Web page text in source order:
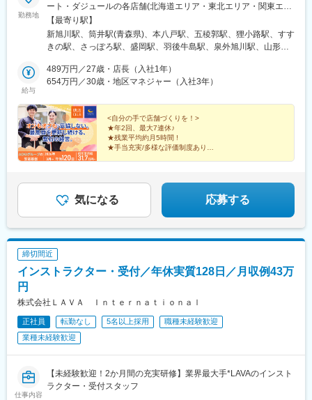
勤務地
ート・ダジュールの各店舗(北海道エリア・東北エリア・関東エリ
ア・中部エリア・近畿エリア・中国エリア・四国エリア・九州エ
リア)◆本社:神奈川県横浜市都筑区北山田3-1-50<アクセス>横浜
市営地下鉄グリーンライン「北山田」駅より徒歩7分※受動喫煙対
【最寄り駅】
新旭川駅、筒井駅(青森県)、本八戸駅、五稜郭駅、狸小路駅、すす
きの駅、さっぽろ駅、盛岡駅、羽後牛島駅、泉外旭川駅、山形
馬総社駅、坂戸駅(埼玉県)、北長岡駅、上所駅、東新潟駅、高崎
駅、竜舞駅、郡山富田駅、岡本駅(栃木県)、雀宮駅、土浦駅、荒川
(長野県)、南富山駅、野々市工大前駅、北鉄金沢駅、福井駅、大宮
駅(埼玉県)、浦和駅、八木崎駅、新田駅(埼玉県)、川口駅、川越
駅、新座駅、稲毛駅、市川駅、京成船橋駅、馬橋駅、松戸駅、柏
駅、八千代中央駅、公津の杜駅、海浜幕張駅、浜野駅、葭川公園
駅、秋葉原駅、王子駅、大塚駅(東京都)、新小岩駅、瑞江駅、小岩
徒町駅、上野広小路駅、神田駅(東京都)、浅草駅、八王子駅、練馬
高野台駅、新宿駅(東京メトロ)、所沢駅、立川北駅、吉祥寺駅、調
布駅、新宿駅、新宿三丁目駅、中野駅(東京都)、上永谷駅、橋本駅
駅、伊勢佐木長者町駅、大森駅(東京都)、北山田駅(神奈川県)、赤
坂見附駅、恵比寿駅、渋谷駅、赤坂駅(東京都)、五反田駅、蒲田
駅、武蔵小山駅、銀座駅、大門駅(東京都)、東銀座駅、綱島駅、中
駅、川崎駅、大岡駅(静岡県)、浜松駅、新浜松駅、静岡駅、土橋駅
駅、近鉄四日市駅、栄駅(愛知県)、比良駅(愛知県)、伏見駅(愛知
県)、名古屋駅、妙興寺駅、上前津駅、柳津駅(岐阜県)、美濃青柳
駅、京阪山科駅、京阪膳所駅、瀬田駅(滋賀県)、竹田駅(京都府)、
梅田駅、江坂駅、十三駅、心斎橋駅、近鉄日本橋駅、大阪難波
駅、布施駅、長居駅(地下鉄)、中百舌鳥駅、鳳駅、荒本駅、蒲生四
給与
489万円／27歳・店長（入社1年）
654万円／30歳・地区マネジャー（入社3年）
<自分の手で店舗づくりを！>
★年2回、最大7連休♪
★残業平均約月5時間 !
★手当充実/多様な評価制度あり
★AOKIホールディングスのグループ会社
気になる 応募する
締切間近
インストラクター・受付／年休実質128日／月収例43万
円
株式会社ＬＡＶＡ Ｉｎｔｅｒｎａｔｉｏｎａｌ
正社員 転勤なし 5名以上採用
職種未経験歓迎
業種未経験歓迎
仕事内容
【未経験歓迎！2か月間の充実研修】業界最大手*LAVAのインスト
ラクター・受付スタッフ